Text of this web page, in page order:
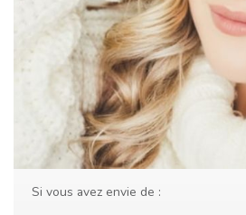
Si vous avez envie de :